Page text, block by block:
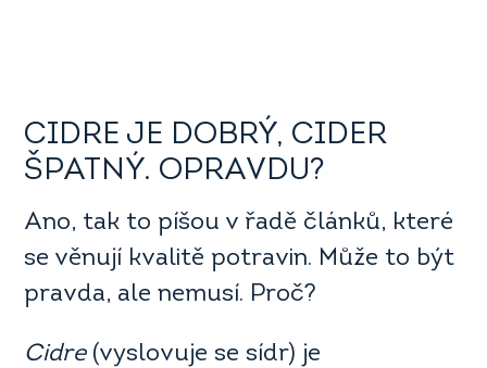
CIDRE JE DOBRÝ, CIDER
ŠPATNÝ. OPRAVDU?
Ano, tak to píšou v řadě článků, které
se věnují kvalitě potravin. Může to být
pravda, ale nemusí. Proč?
Cidre(vyslovuje se sídr) je